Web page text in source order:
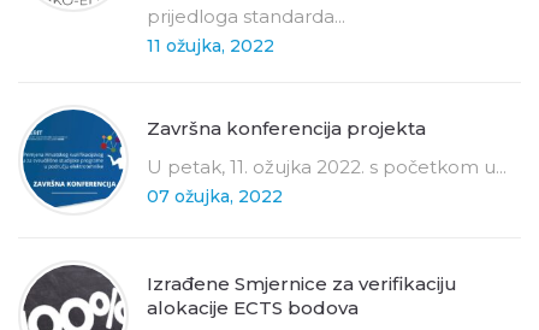
prijedloga standarda...
11 ožujka, 2022
Završna konferencija projekta
U petak, 11. ožujka 2022. s početkom u...
07 ožujka, 2022
Izrađene Smjernice za verifikaciju
alokacije ECTS bodova